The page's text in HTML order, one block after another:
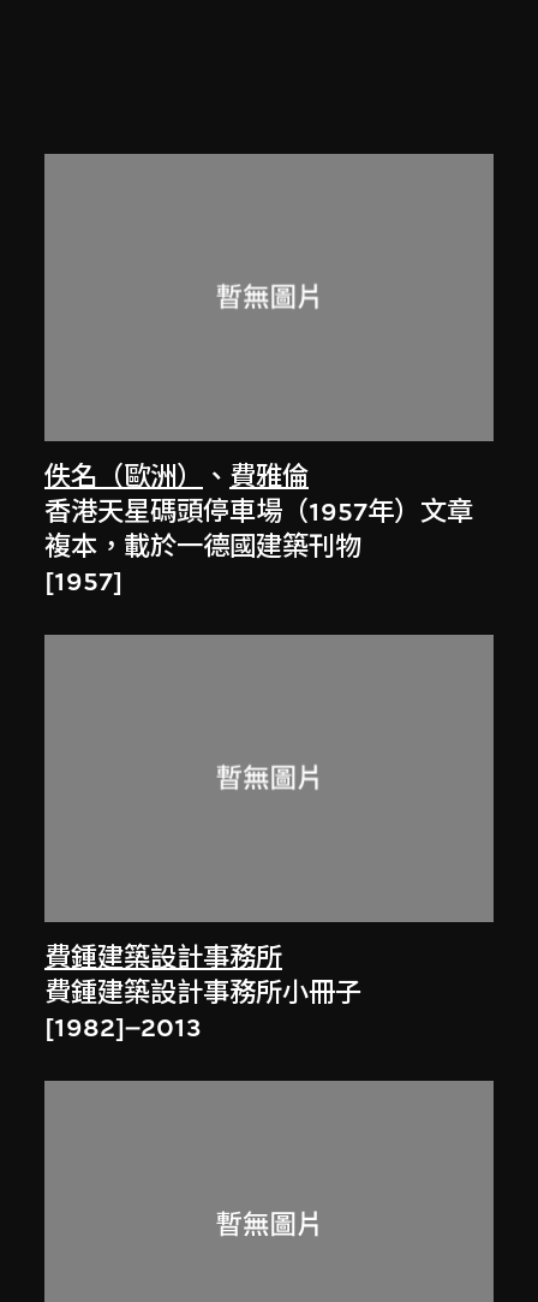
佚名（歐洲） 、 費雅倫
香港天星碼頭停車場（1957年）文章
複本，載於一德國建築刊物
[1957]
費鍾建築設計事務所
費鍾建築設計事務所小冊子
[1982]–2013